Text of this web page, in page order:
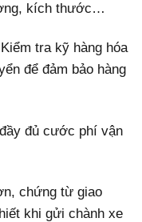
kích thước…
tra kỹ hàng hóa
để đảm bảo hàng
đủ cước phí vận
chứng từ giao
khi gửi chành xe